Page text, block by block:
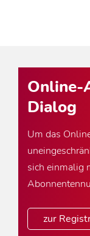
Online-
Dialog
Um das
sich einmalig
zur